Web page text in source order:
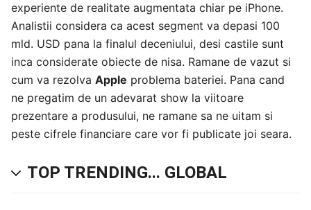
experiente de realitate augmentata chiar pe iPhone.
Analistii considera ca acest segment va depasi 100
mld. USD pana la finalul deceniului, desi castile sunt
inca considerate obiecte de nisa. Ramane de vazut si
cum va rezolva Apple problema bateriei. Pana cand
ne pregatim de un adevarat show la viitoare
prezentare a produsului, ne ramane sa ne uitam si
peste cifrele financiare care vor fi publicate joi seara.
TOP TRENDING... GLOBAL